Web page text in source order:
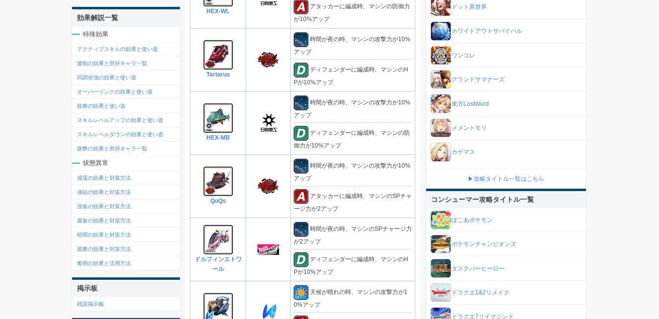
HEX-WL
アタッカーに編成時、マシンの防御力
が10%アップ
Tartarus
時間が夜の時、マシンの攻撃力が10%
アップ
ディフェンダーに編成時、マシンのH
Pが10%アップ
HEX-MB
時間が夜の時、マシンの攻撃力が10%
アップ
ディフェンダーに編成時、マシンの防
御力が10%アップ
QoQs
時間が夜の時、マシンの攻撃力が10%
アップ
アタッカーに編成時、マシンのSPチャ
ージ力が2アップ
ドルフィンエトワ
ール
時間が夜の時、マシンのSPチャージ力
が2アップ
ディフェンダーに編成時、マシンのH
Pが10%アップ
天候が晴れの時、マシンの攻撃力が1
0%アップ
効果解説一覧
特殊効果
アクティブスキルの効果と使い道
連勁の効果と所持キャラ一覧
同調攻強の効果と使い道
オーバーリンクの効果と使い道
鼓舞の効果と使い道
スキルレベルアップの効果と使い道
スキルレベルダウンの効果と使い道
疲弊の効果と所持キャラ一覧
状態異常
感電の効果と対策方法
凍結の効果と対策方法
浸食の効果と対策方法
腐食の効果と対策方法
暗闇の効果と対策方法
遮断の効果と対策方法
脆弱の効果と活用方法
掲示板
雑談掲示板
ドット異世界
ホワイトアウトサバイバル
ワンコレ
グランドサマナーズ
東方LostWord
メメントモリ
カゲマス
▶攻略タイトル一覧はこちら
コンシューマー攻略タイトル一覧
ぽこあポケモン
ポケモンチャンピオンズ
タスクバーヒーロー
ドラクエ1&2リメイク
ドラクエ7リイマジンド